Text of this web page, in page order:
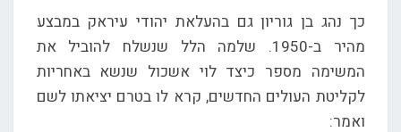
כך נהג בן גוריון גם בהעלאת יהודי עיראק במבצע
מהיר ב-1950. שלמה הלל שנשלח להוביל את
המשימה מספר כיצד לוי אשכול שנשא באחריות
לקליטת העולים החדשים, קרא לו בטרם יציאתו לשם
ואמר: